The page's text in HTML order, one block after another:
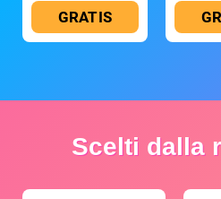
GRATIS
Scelti dalla